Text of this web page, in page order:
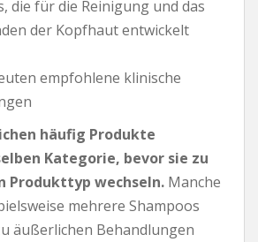
die für die Reinigung und das
der Kopfhaut entwickelt
empfohlene klinische
häufig Produkte
Kategorie, bevor sie zu
Produkttyp wechseln. Manche
mehrere Shampoos
äußerlichen Behandlungen